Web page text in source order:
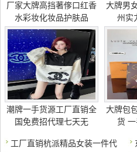
厂家大牌高挡著偧口红香
水彩妆化妆品护肤品
大牌男
州实
潮牌一手货源工厂直销全
国免费招代理七天无
大牌包
货
工厂直销杭派精品女装一件代